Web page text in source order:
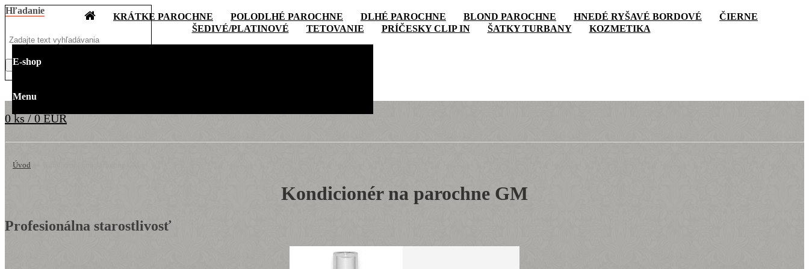
Hľadanie
0 ks / 0 EUR
KRÁTKE PAROCHNE POLODLHÉ PAROCHNE DLHÉ PAROCHNE BLOND PAROCHNE HNEDÉ RYŠAVÉ BORDOVÉ
ČIERNE
ŠEDIVÉ/PLATINOVÉ
TETOVANIE PRÍČESKY CLIP IN ŠATKY TURBANY KOZMETIKA
E-shop
Menu
Úvod
Kondicionér na parochne GM
Profesionálna starostlivosť